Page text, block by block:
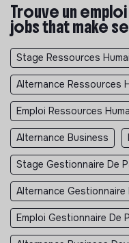
Trouve un
jobs that make
Stage Ressources
Alternance Ressources
Emploi Ressources
Alternance Business
Stage Gestionnaire De
Alternance Gestionnaire
Emploi Gestionnaire De